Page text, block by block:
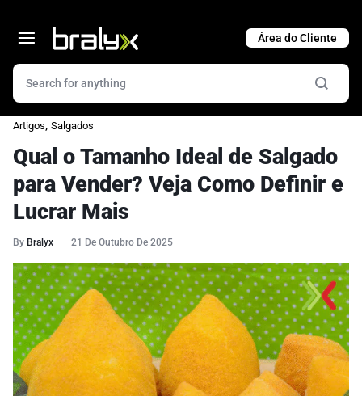
Artigos, Salgados
Qual o Tamanho Ideal de Salgado
para Vender? Veja Como Definir e
Lucrar Mais
By Bralyx 21 De Outubro De 2025